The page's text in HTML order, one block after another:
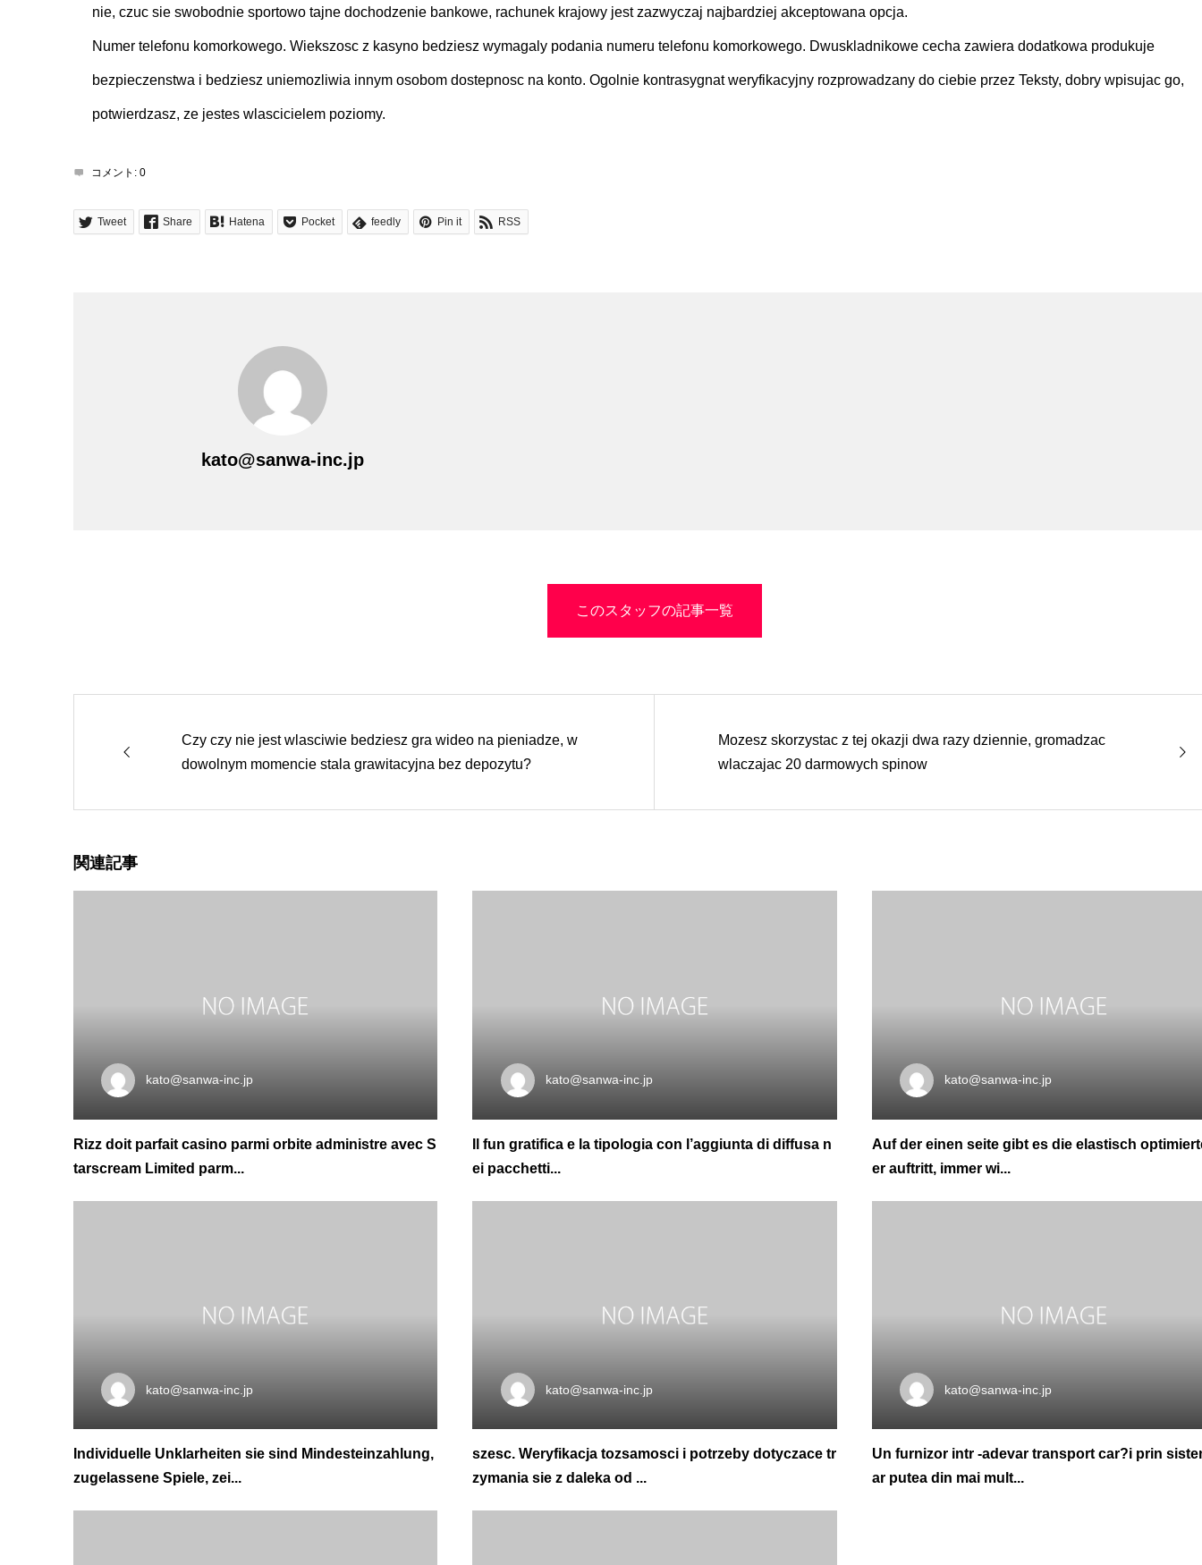
nie, czuc sie swobodnie sportowo tajne dochodzenie bankowe, rachunek krajowy jest zazwyczaj najbardziej akceptowana opcja.
Numer telefonu komorkowego. Wiekszosc z kasyno bedziesz wymagaly podania numeru telefonu komorkowego. Dwuskladnikowe cecha zawiera dodatkowa produkuje
bezpieczenstwa i bedziesz uniemozliwia innym osobom dostepnosc na konto. Ogolnie kontrasygnat weryfikacyjny rozprowadzany do ciebie przez Teksty, dobry wpisujac go,
potwierdzasz, ze jestes wlascicielem poziomy.
コメント: 0
Tweet Share Hatena Pocket feedly Pin it RSS
kato@sanwa-inc.jp
このスタッフの記事一覧
Czy czy nie jest wlasciwie bedziesz gra wideo na pieniadze, w
dowolnym momencie stala grawitacyjna bez depozytu?
Mozesz skorzystac z tej okazji dwa razy dziennie, gromadzac
wlaczajac 20 darmowych spinow
関連記事
kato@sanwa-inc.jp
Rizz doit parfait casino parmi orbite administre avec S
tarscream Limited parm...
kato@sanwa-inc.jp
Il fun gratifica e la tipologia con l’aggiunta di diffusa n
ei pacchetti...
kato@sanwa-inc.jp
Auf der einen seite gibt es die elastisch
er auftritt, immer wi...
kato@sanwa-inc.jp
Individuelle Unklarheiten sie sind Mindesteinzahlung,
zugelassene Spiele, zei...
kato@sanwa-inc.jp
szesc. Weryfikacja tozsamosci i potrzeby dotyczace tr
zymania sie z daleka od ...
kato@sanwa-inc.jp
Un furnizor intr -adevar transport car?i prin
ar putea din mai mult...